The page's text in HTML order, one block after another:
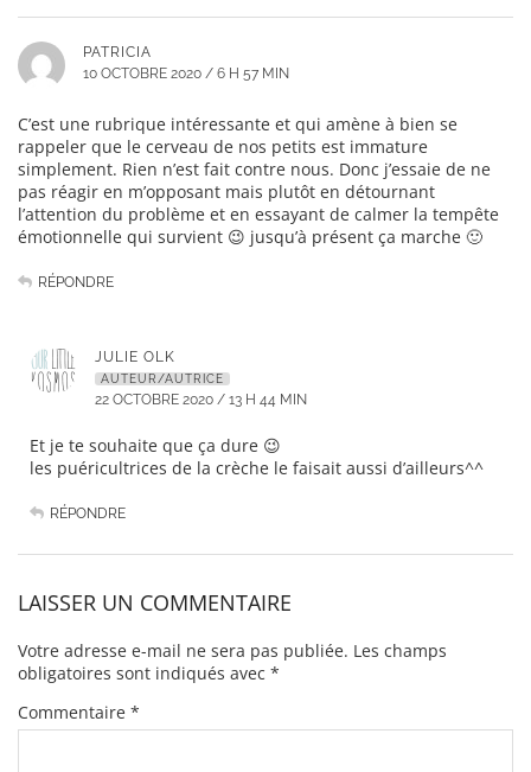
PATRICIA
10 OCTOBRE 2020 / 6 H 57 MIN
C’est une rubrique intéressante et qui amène à bien se
rappeler que le cerveau de nos petits est immature
simplement. Rien n’est fait contre nous. Donc j’essaie de ne
pas réagir en m’opposant mais plutôt en détournant
l’attention du problème et en essayant de calmer la tempête
émotionnelle qui survient 😉 jusqu’à présent ça marche 🙂
RÉPONDRE
JULIE OLK
AUTEUR/AUTRICE
22 OCTOBRE 2020 / 13 H 44 MIN
Et je te souhaite que ça dure 😉
les puéricultrices de la crèche le faisait aussi d’ailleurs^^
RÉPONDRE
LAISSER UN COMMENTAIRE
Votre adresse e-mail ne sera pas publiée. Les champs
obligatoires sont indiqués avec *
Commentaire *